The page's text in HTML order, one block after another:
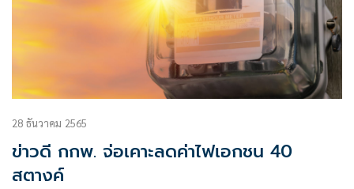
28 ธันวาคม 2565
ข่าวดี กกพ. จ่อเคาะลดค่าไฟเอกชน 40
สตางค์